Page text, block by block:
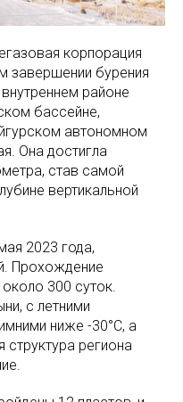
корпорация
завершении бурения
районе
бассейне,
автономном
Она достигла
став самой
вертикальной
2023 года,
Прохождение
300 суток.
с летними
ниже -30°C, а
региона